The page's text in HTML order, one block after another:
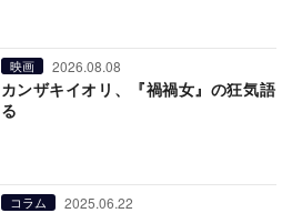
映画 2026.08.08
カンザキイオリ、『禍禍女』の狂気語
る
コラム 2025.06.22